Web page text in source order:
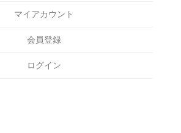
FAT
FOURTHIRTY
￥15,000～￥20,000
￥20,000～￥25,000
マイアカウント
会員登録
ログイン